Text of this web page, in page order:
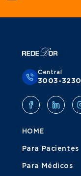
Central
3003-3230
HOME
Para Pacientes
Para Médicos